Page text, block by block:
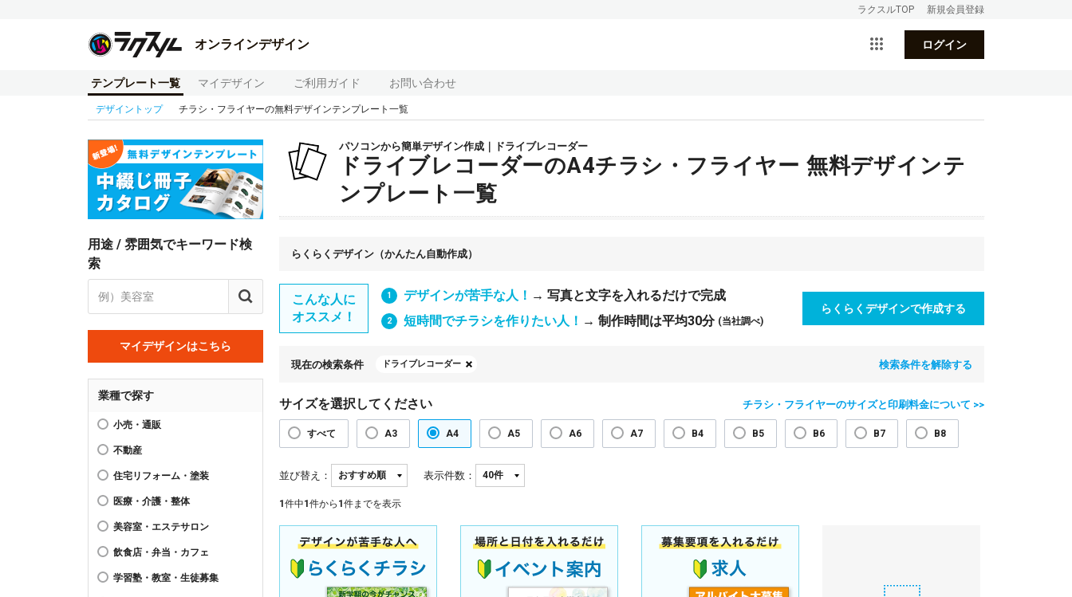
ラクスルTOP 新規会員登録
オンラインデザイン ログイン
テンプレート一覧 マイデザイン ご利用ガイド お問い合わせ
デザイントップ チラシ・フライヤーの無料デザインテンプレート一覧
用途 / 雰囲気でキーワード検
索
マイデザインはこちら
業種で探す
小売・通販
不動産
住宅リフォーム・塗装
医療・介護・整体
美容室・エステサロン
飲食店・弁当・カフェ
学習塾・教室・生徒募集
パソコンから簡単デザイン作成｜ドライブレコーダー
ドライブレコーダーのA4チラシ・フライヤー 無料デザインテ
ンプレート一覧
らくらくデザイン（かんたん自動作成）
こんな人に
オススメ！
デザインが苦手な人！ → 写真と文字を入れるだけで完成
短時間でチラシを作りたい人！ → 制作時間は平均30分 (当社調べ)
らくらくデザインで作成する
現在の検索条件 ドライブレコーダー 検索条件を解除する
サイズを選択してください チラシ・フライヤーのサイズと印刷料金について >>
すべて A3 A4 A5 A6 A7 B4 B5 B6 B7 B8
並び替え： 表示件数：
1 件中1 件から 1 件までを表示